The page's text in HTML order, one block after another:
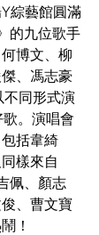
綜藝館圓滿
的九位歌手
博文、柳
、馮志豪
同形式演
。演唱會
括韋綺
樣來自
佩、顏志
、曹文寶
！